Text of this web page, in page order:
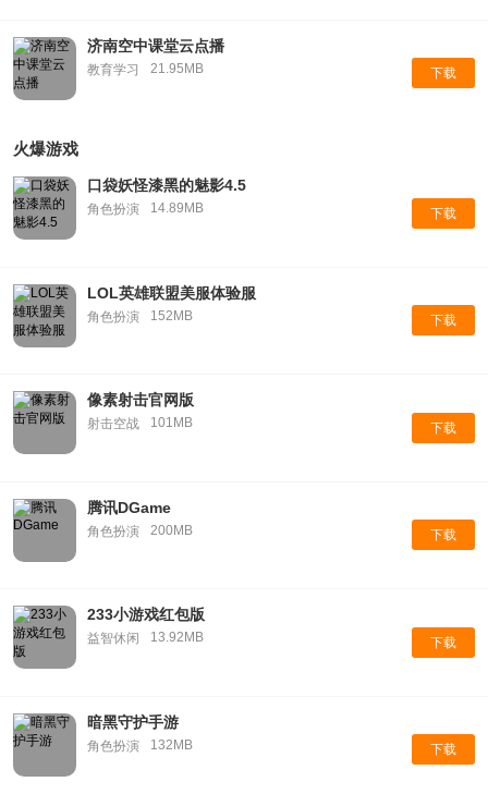
济南空中课堂云点播
教育学习 21.95MB 下载
火爆游戏
口袋妖怪漆黑的魅影4.5
角色扮演 14.89MB 下载
LOL英雄联盟美服体验服
角色扮演 152MB 下载
像素射击官网版
射击空战 101MB 下载
腾讯DGame
角色扮演 200MB 下载
233小游戏红包版
益智休闲 13.92MB 下载
暗黑守护手游
角色扮演 132MB 下载